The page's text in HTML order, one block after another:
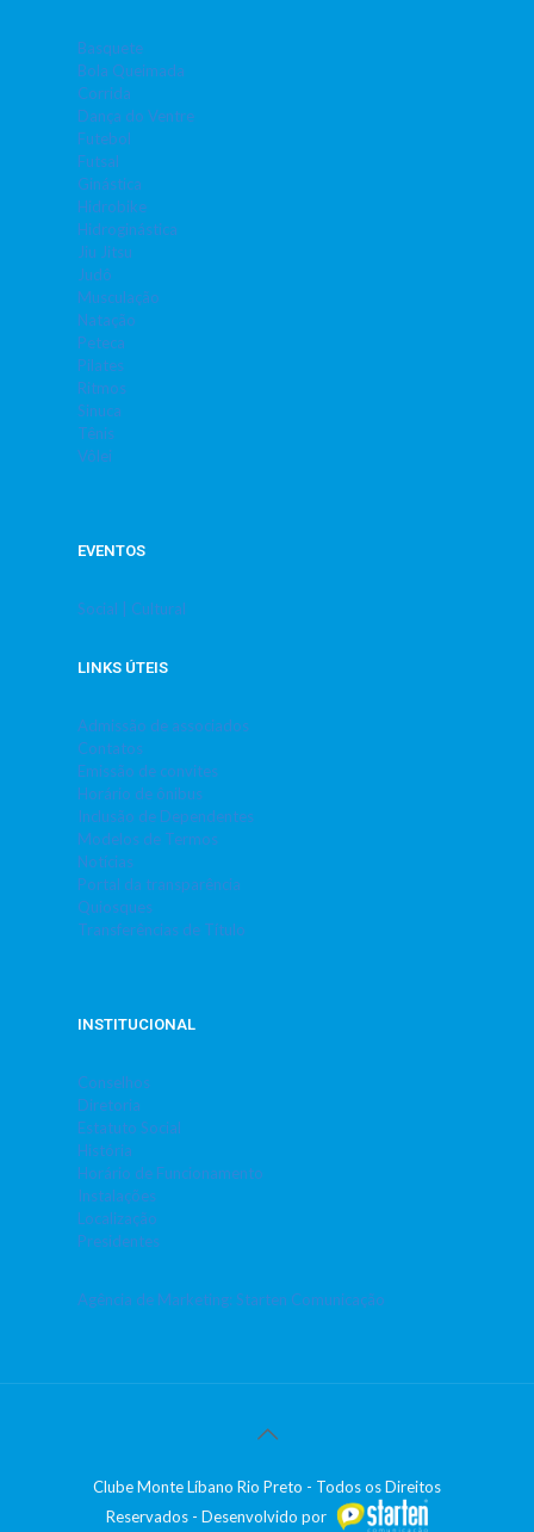
Basquete
Bola Queimada
Corrida
Dança do Ventre
Futebol
Futsal
Ginástica
Hidrobike
Hidroginástica
Jiu Jitsu
Judô
Musculação
Natação
Peteca
Pilates
Ritmos
Sinuca
Tênis
Vôlei
EVENTOS
Social | Cultural
LINKS ÚTEIS
Admissão de associados
Contatos
Emissão de convites
Horário de ônibus
Inclusão de Dependentes
Modelos de Termos
Notícias
Portal da transparência
Quiosques
Transferências de Título
INSTITUCIONAL
Conselhos
Diretoria
Estatuto Social
História
Horário de Funcionamento
Instalações
Localização
Presidentes
Agência de Marketing: Starten Comunicação
Clube Monte Líbano Rio Preto - Todos os Direitos
Reservados - Desenvolvido por